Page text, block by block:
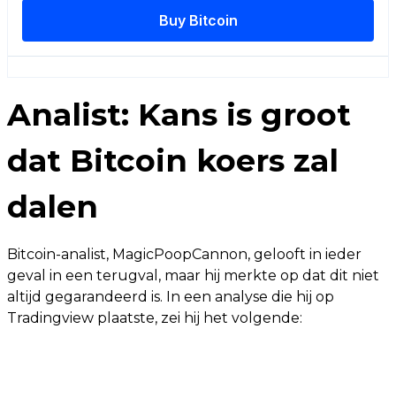
Analist: Kans is groot
dat Bitcoin koers zal
dalen
Bitcoin-analist, MagicPoopCannon, gelooft in ieder
geval in een terugval, maar hij merkte op dat dit niet
altijd gegarandeerd is. In een analyse die hij op
Tradingview plaatste, zei hij het volgende: